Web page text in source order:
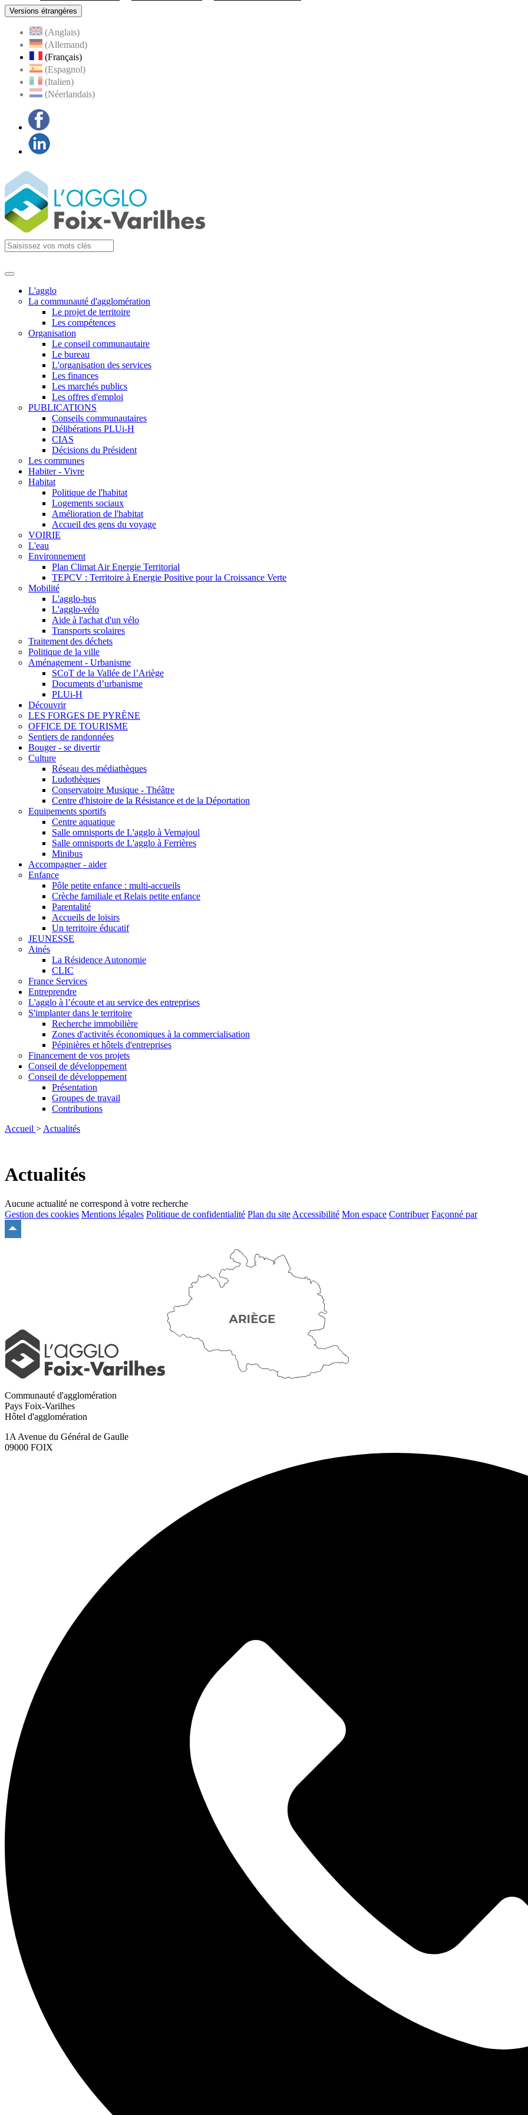
Versions étrangères
(Anglais)
(Allemand)
(Français)
(Espagnol)
(Italien)
(Néerlandais)
Agglo Foix-Varilhes
L'agglo
La communauté d'agglomération
Le projet de territoire
Les compétences
Organisation
Le conseil communautaire
Le bureau
L'organisation des services
Les finances
Les marchés publics
Les offres d'emploi
PUBLICATIONS
Conseils communautaires
Délibérations PLUi-H
CIAS
Décisions du Président
Les communes
Habiter - Vivre
Habitat
Politique de l'habitat
Logements sociaux
Amélioration de l'habitat
Accueil des gens du voyage
VOIRIE
L'eau
Environnement
Plan Climat Air Energie Territorial
TEPCV : Territoire à Energie Positive pour la Croissance Verte
Mobilité
L'agglo-bus
L'agglo-vélo
Aide à l'achat d'un vélo
Transports scolaires
Traitement des déchets
Politique de la ville
Aménagement - Urbanisme
SCoT de la Vallée de l’Ariège
Documents d’urbanisme
PLUi-H
Découvrir
LES FORGES DE PYRÈNE
OFFICE DE TOURISME
Sentiers de randonnées
Bouger - se divertir
Culture
Réseau des médiathèques
Ludothèques
Conservatoire Musique - Théâtre
Centre d'histoire de la Résistance et de la Déportation
Equipements sportifs
Centre aquatique
Salle omnisports de L'agglo à Vernajoul
Salle omnisports de L'agglo à Ferrières
Minibus
Accompagner - aider
Enfance
Pôle petite enfance : multi-accueils
Crèche familiale et Relais petite enfance
Parentalité
Accueils de loisirs
Un territoire éducatif
JEUNESSE
Ainés
La Résidence Autonomie
CLIC
France Services
Entreprendre
L'agglo à l’écoute et au service des entreprises
S'implanter dans le territoire
Recherche immobilière
Zones d'activités économiques à la commercialisation
Pépinières et hôtels d'entreprises
Financement de vos projets
Conseil de développement
Conseil de développement
Présentation
Groupes de travail
Contributions
Accueil > Actualités
Actualités
Aucune actualité ne correspond à votre recherche
Gestion des cookies Mentions légales Politique de confidentialité Plan du site Accessibilité Mon espace Contribuer Façonné par
Communauté d'agglomération
Pays Foix-Varilhes
Hôtel d'agglomération
1A Avenue du Général de Gaulle
09000 FOIX